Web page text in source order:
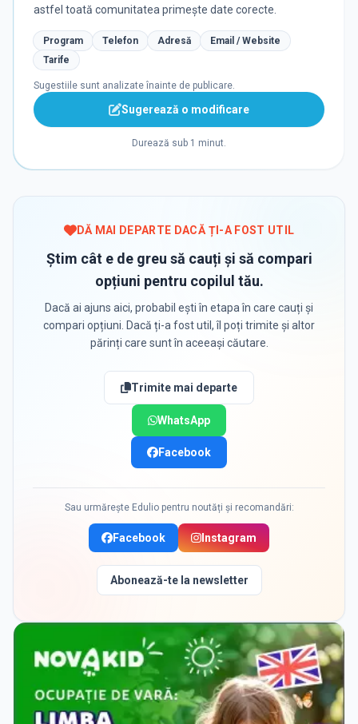
astfel toată comunitatea primește date corecte.
Program Telefon Adresă
Email / Website
Tarife
Sugestiile sunt analizate înainte de publicare.
Sugerează o modificare
Durează sub 1 minut.
DĂ MAI DEPARTE DACĂ ȚI-A FOST UTIL
Știm cât e de greu să cauți și să compari
opțiuni pentru copilul tău.
Dacă ai ajuns aici, probabil ești în etapa în care cauți și
compari opțiuni. Dacă ți-a fost util, îl poți trimite și altor
părinți care sunt în aceeași căutare.
Trimite mai departe
WhatsApp
Facebook
Sau urmărește Edulio pentru noutăți și recomandări:
Facebook Instagram
Abonează-te la newsletter